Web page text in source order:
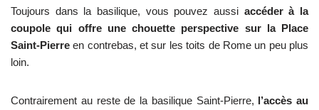
Toujours dans la basilique, vous pouvez aussi accéder à la
coupole qui offre une chouette perspective sur la Place
Saint-Pierre en contrebas, et sur les toits de Rome un peu plus
loin.
Contrairement au reste de la basilique Saint-Pierre, l’accès au